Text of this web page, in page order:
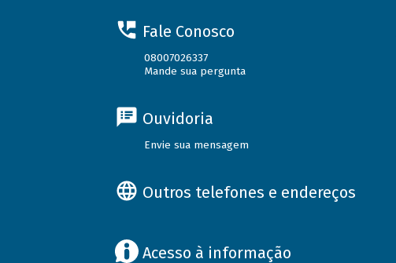
Fale Conosco
08007026337
Mande sua pergunta
Ouvidoria
Envie sua mensagem
Outros telefones e endereços
Acesso à informação